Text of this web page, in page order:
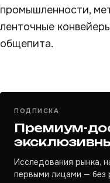
промышленности,
ленточные
общепита.
ПОДПИСКА
Премиум-
Исследования рынка,
первыми лицами — без